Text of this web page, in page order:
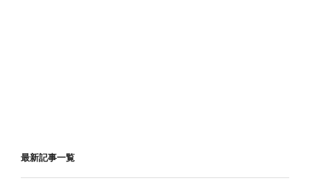
最新記事一覧